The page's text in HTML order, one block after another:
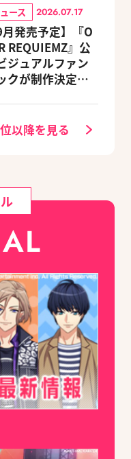
ース 2026.07.17
月発売予定】『O
REQUIEMZ』公
ジュアルファン
クが制作決定！
セットも同時発売
以降を見る